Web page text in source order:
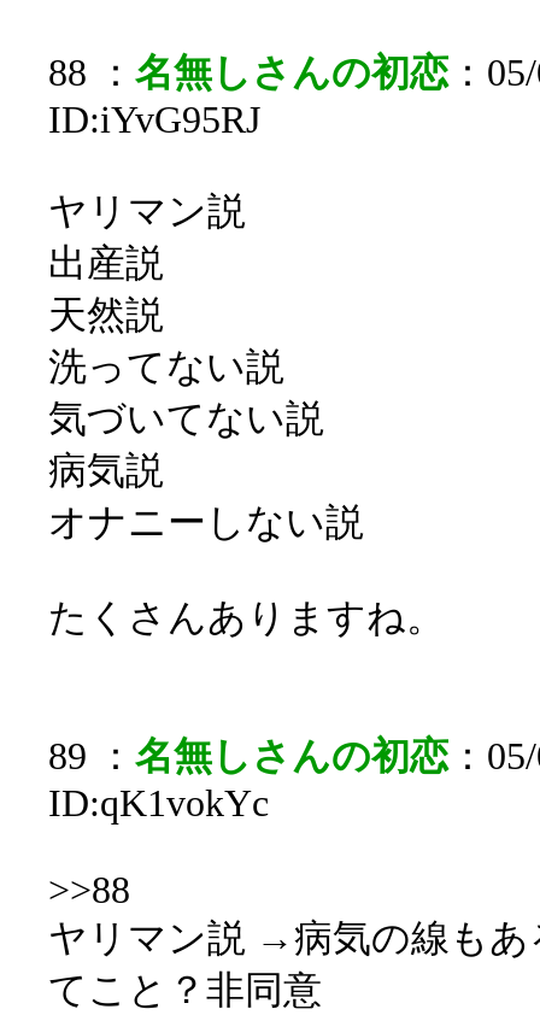
88 ： 名無しさんの初恋：
ID:iYvG95RJ
ヤリマン説
出産説
天然説
洗ってない説
気づいてない説
病気説
オナニーしない説
たくさんありますね。
89 ： 名無しさんの初恋：
ID:qK1vokYc
>>88
ヤリマン説 →病気の線もあ
てこと？非同意